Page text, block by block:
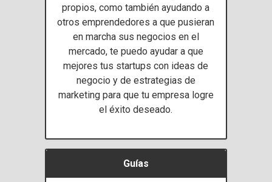
propios, como también ayudando a
otros emprendedores a que pusieran
en marcha sus negocios en el
mercado, te puedo ayudar a que
mejores tus startups con ideas de
negocio y de estrategias de
marketing para que tu empresa logre
el éxito deseado.
Guías